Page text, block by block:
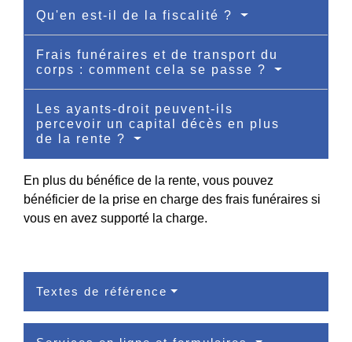
Qu'en est-il de la fiscalité ?
Frais funéraires et de transport du
corps : comment cela se passe ?
Les ayants-droit peuvent-ils
percevoir un capital décès en plus
de la rente ?
En plus du bénéfice de la rente, vous pouvez
bénéficier de la prise en charge des frais funéraires si
vous en avez supporté la charge.
Textes de référence